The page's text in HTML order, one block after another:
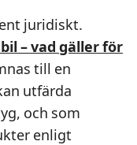
juridiskt.
– vad gäller för
till en
utfärda
och som
enligt